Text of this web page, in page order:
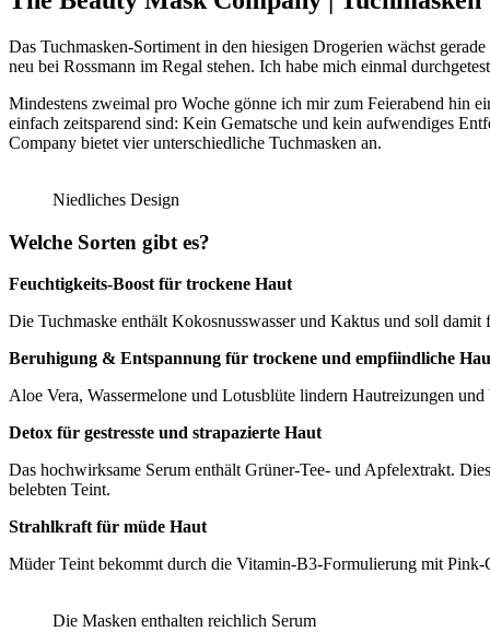
Das Tuchmasken-Sortiment in den hiesigen Drogerien wächst
neu bei Rossmann im Regal stehen. Ich habe mich einmal
Mindestens zweimal pro Woche gönne ich mir zum Feierabend hin
einfach zeitsparend sind: Kein Gematsche und kein aufwendiges
Company bietet vier unterschiedliche Tuchmasken an.
Niedliches Design
Welche Sorten gibt es?
Feuchtigkeits-Boost für trockene Haut
Die Tuchmaske enthält Kokosnusswasser und Kaktus und soll
Beruhigung & Entspannung für trockene und empfiindliche
Aloe Vera, Wassermelone und Lotusblüte lindern Hautreizungen
Detox für gestresste und strapazierte Haut
Das hochwirksame Serum enthält Grüner-Tee- und Apfelextrakt.
belebten Teint.
Strahlkraft für müde Haut
Müder Teint bekommt durch die Vitamin-B3-Formulierung mit
Die Masken enthalten reichlich Serum